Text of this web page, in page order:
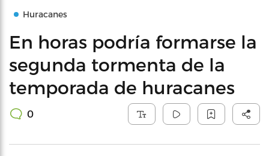
Huracanes
En horas podría formarse la
segunda tormenta de la
temporada de huracanes
0